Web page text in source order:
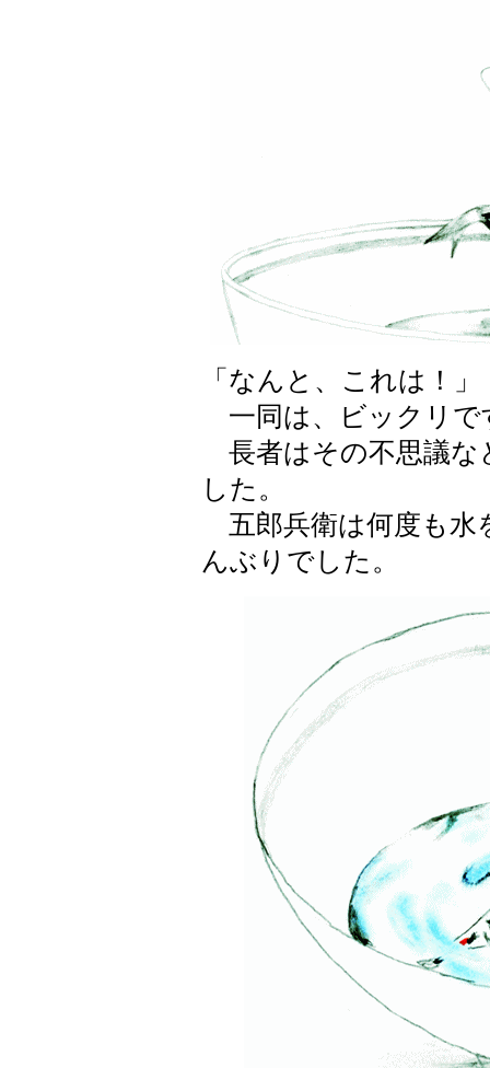
「なんと、これは！」
一同は、ビックリで
長者はその不思議な
した。
五郎兵衛は何度も水
んぶりでした。